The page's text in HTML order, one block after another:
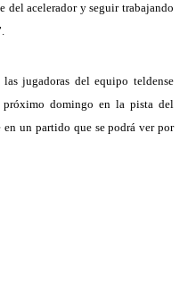
del acelerador y seguir trabajando
jugadoras del equipo teldense
próximo domingo en la pista del
un partido que se podrá ver por